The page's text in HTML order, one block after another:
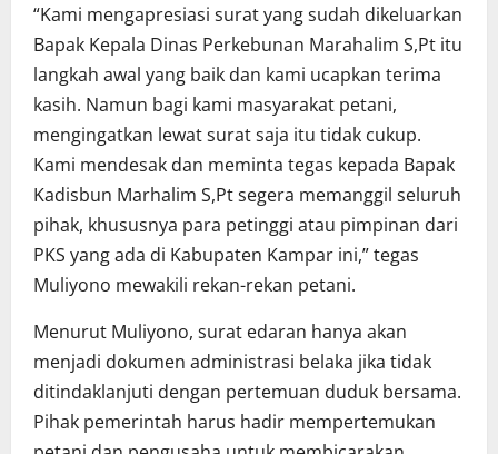
“Kami mengapresiasi surat yang sudah dikeluarkan
Bapak Kepala Dinas Perkebunan Marahalim S,Pt itu
langkah awal yang baik dan kami ucapkan terima
kasih. Namun bagi kami masyarakat petani,
mengingatkan lewat surat saja itu tidak cukup.
Kami mendesak dan meminta tegas kepada Bapak
Kadisbun Marhalim S,Pt segera memanggil seluruh
pihak, khususnya para petinggi atau pimpinan dari
PKS yang ada di Kabupaten Kampar ini,” tegas
Muliyono mewakili rekan-rekan petani.
Menurut Muliyono, surat edaran hanya akan
menjadi dokumen administrasi belaka jika tidak
ditindaklanjuti dengan pertemuan duduk bersama.
Pihak pemerintah harus hadir mempertemukan